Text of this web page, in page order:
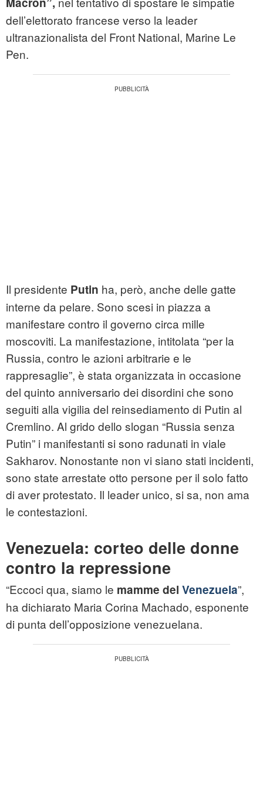
dell’elettorato francese verso la leader
ultranazionalista del Front National, Marine Le
Pen.
Il presidente Putin ha, però, anche delle gatte
interne da pelare. Sono scesi in piazza a
manifestare contro il governo circa mille
moscoviti. La manifestazione, intitolata “per la
Russia, contro le azioni arbitrarie e le
rappresaglie”, è stata organizzata in occasione
del quinto anniversario dei disordini che sono
seguiti alla vigilia del reinsediamento di Putin al
Cremlino. Al grido dello slogan “Russia senza
Putin” i manifestanti si sono radunati in viale
Sakharov. Nonostante non vi siano stati incidenti,
sono state arrestate otto persone per il solo fatto
di aver protestato. Il leader unico, si sa, non ama
le contestazioni.
Venezuela: corteo delle donne
contro la repressione
“Eccoci qua, siamo le mamme del Venezuela”,
ha dichiarato Maria Corina Machado, esponente
di punta dell’opposizione venezuelana.